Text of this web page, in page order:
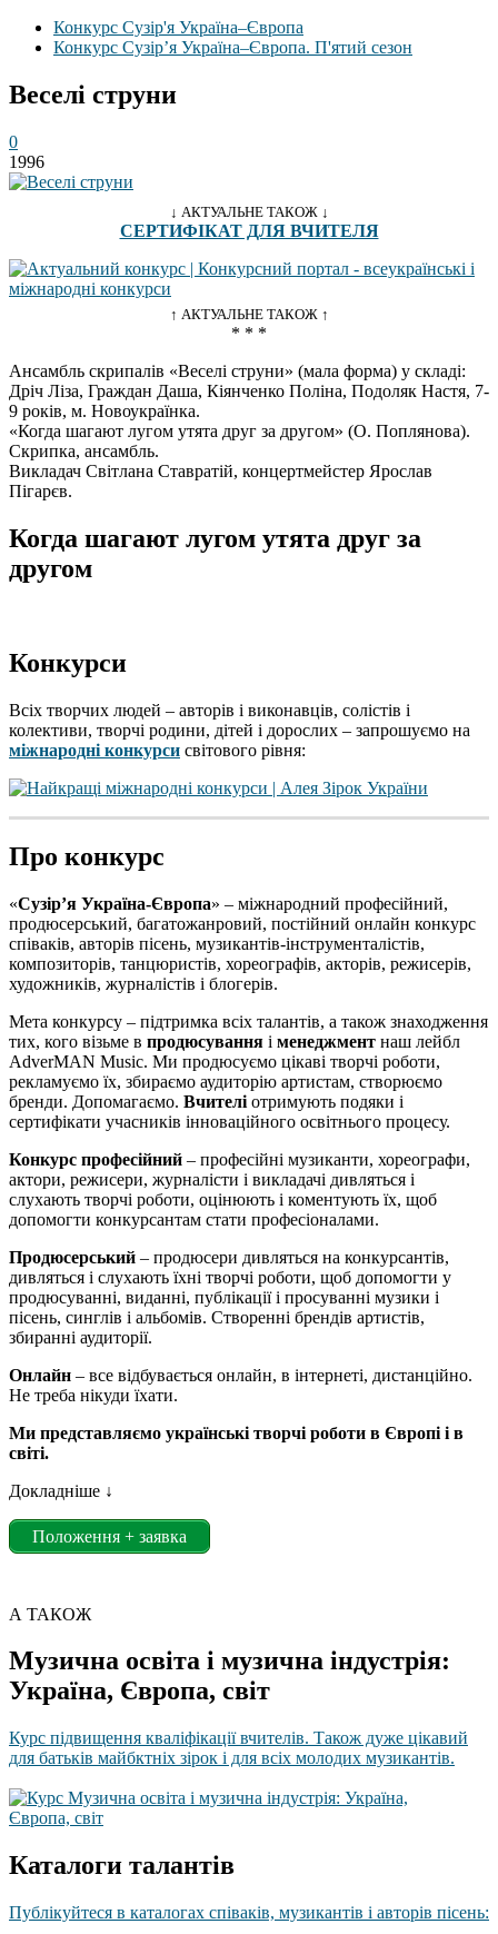
Конкурс Сузір'я Україна–Європа
Конкурс Сузір’я Україна–Європа. П'ятий сезон
Веселі струни
0
1996
↓ АКТУАЛЬНЕ ТАКОЖ ↓
СЕРТИФІКАТ ДЛЯ ВЧИТЕЛЯ
↑ АКТУАЛЬНЕ ТАКОЖ ↑
* * *
Ансамбль скрипалів «Веселі струни» (мала форма) у складі:
Дріч Ліза, Граждан Даша, Кіянченко Поліна, Подоляк Настя, 7-
9 років, м. Новоукраїнка.
«Когда шагают лугом утята друг за другом» (О. Поплянова).
Скрипка, ансамбль.
Викладач Світлана Ставратій, концертмейстер Ярослав
Пігарєв.
Когда шагают лугом утята друг за
другом
Конкурси
Всіх творчих людей – авторів і виконавців, солістів і
колективи, творчі родини, дітей і дорослих – запрошуємо на
міжнародні конкурси світового рівня:
Про конкурс
«Сузір’я Україна-Європа» – міжнародний професійний,
продюсерський, багатожанровий, постійний онлайн конкурс
співаків, авторів пісень, музикантів-інструменталістів,
композиторів, танцюристів, хореографів, акторів, режисерів,
художників, журналістів і блогерів.
Мета конкурсу – підтримка всіх талантів, а також знаходження
тих, кого візьме в продюсування і менеджмент наш лейбл
AdverMAN Music. Ми продюсуємо цікаві творчі роботи,
рекламуємо їх, збираємо аудиторію артистам, створюємо
бренди. Допомагаємо. Вчителі отримують подяки і
сертифікати учасників інноваційного освітнього процесу.
Конкурс професійний – професійні музиканти, хореографи,
актори, режисери, журналісти і викладачі дивляться і
слухають творчі роботи, оцінюють і коментують їх, щоб
допомогти конкурсантам стати професіоналами.
Продюсерський – продюсери дивляться на конкурсантів,
дивляться і слухають їхні творчі роботи, щоб допомогти у
продюсуванні, виданні, публікації і просуванні музики і
пісень, синглів і альбомів. Створенні брендів артистів,
збиранні аудиторії.
Онлайн – все відбувається онлайн, в інтернеті, дистанційно.
Не треба нікуди їхати.
Ми представляємо українські творчі роботи в Європі і в
світі.
Докладніше ↓
Положення + заявка
А ТАКОЖ
Музична освіта і музична індустрія:
Україна, Європа, світ
Курс підвищення кваліфікації вчителів. Також дуже цікавий
для батьків майбктніх зірок і для всіх молодих музикантів.
Каталоги талантів
Публікуйтеся в каталогах співаків, музикантів і авторів пісень: